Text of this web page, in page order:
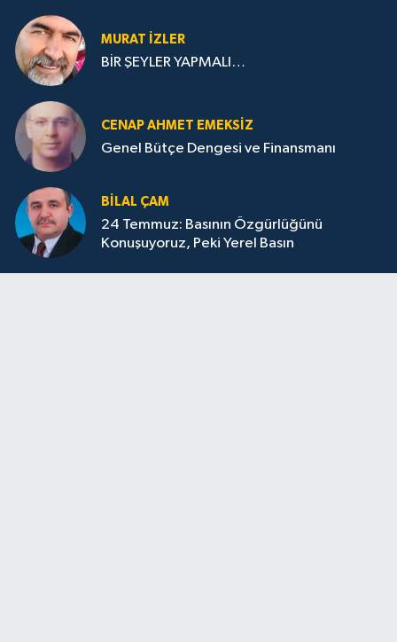
MURAT İZLER
BİR ŞEYLER YAPMALI…
CENAP AHMET EMEKSİZ
Genel Bütçe Dengesi ve Finansmanı
BILAL ÇAM
24 Temmuz: Basının Özgürlüğünü
Konuşuyoruz, Peki Yerel Basın